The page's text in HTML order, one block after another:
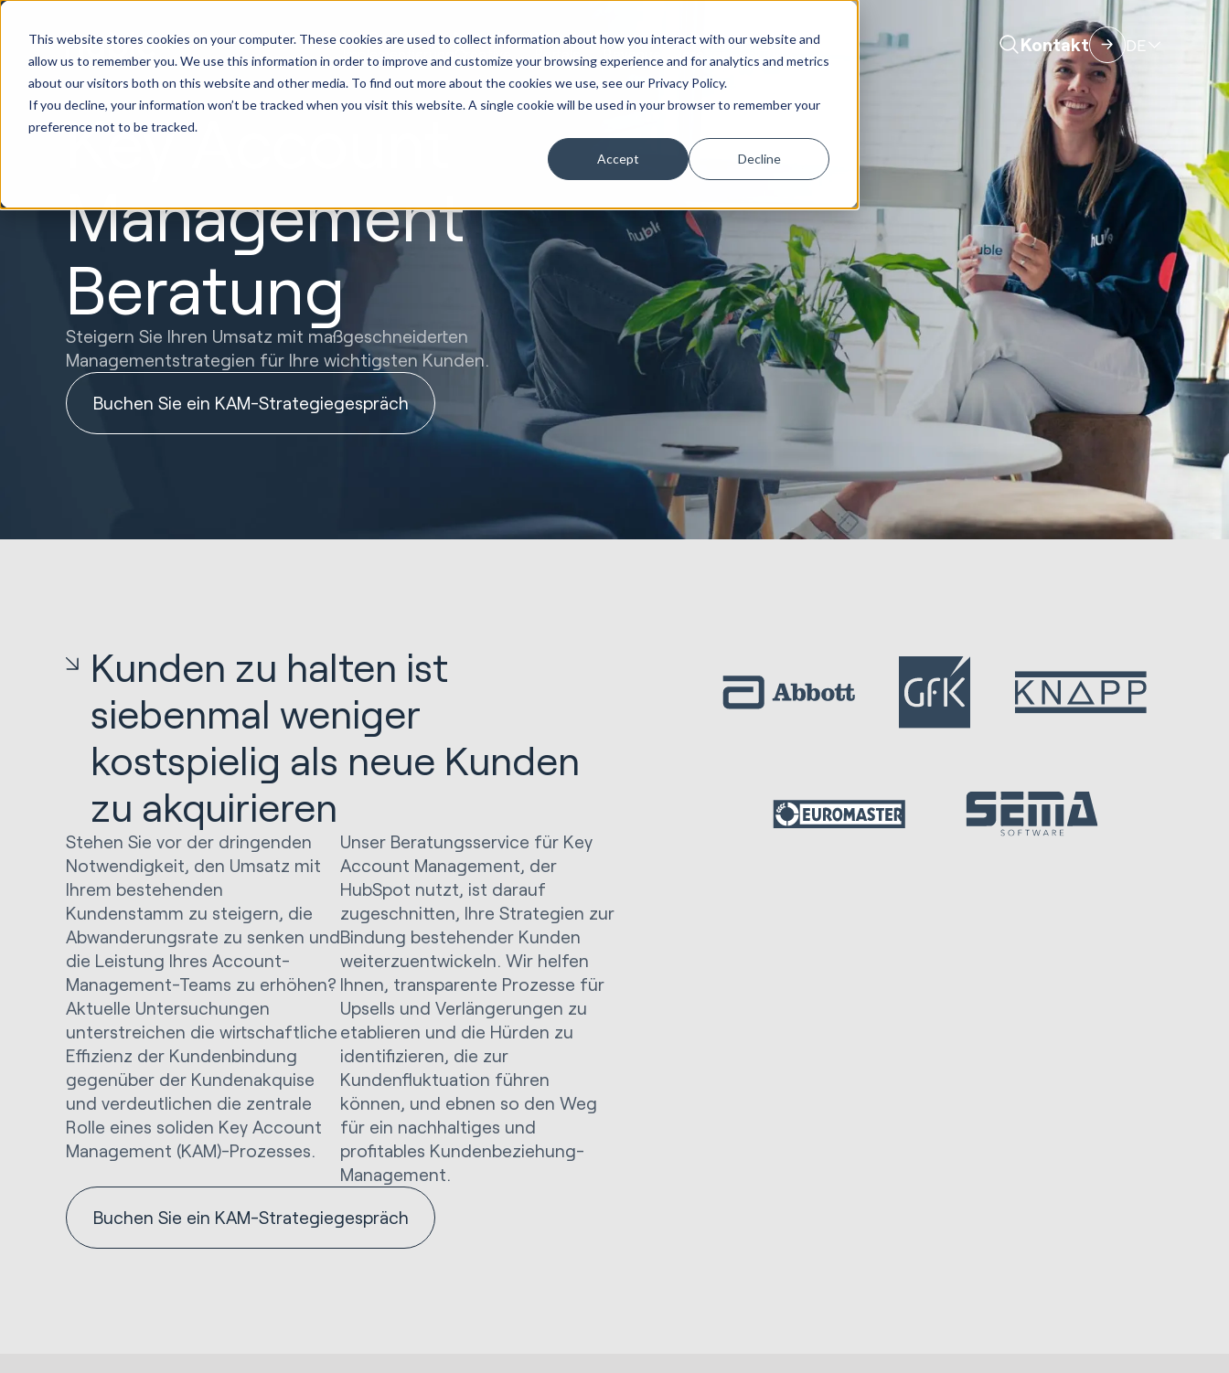
This website stores cookies on your computer. These cookies are used to collect information about how you interact with our website and
allow us to remember you. We use this information in order to improve and customize your browsing experience and for analytics and metrics
about our visitors both on this website and other media. To find out more about the cookies we use, see our Privacy Policy.
If you decline, your information won’t be tracked when you visit this website. A single cookie will be used in your browser to remember your
preference not to be tracked.
Accept Decline
HubSpot
Implementierung
Marketing &
Creative
Website &
Portale
Sales &
Revenue
Service
Operation
Seek
Evolution
Kontakt DE
Key Account
Management
Beratung
Steigern Sie Ihren Umsatz mit maßgeschneiderten
Managementstrategien für Ihre wichtigsten Kunden.
Buchen Sie ein KAM-Strategiegespräch
Kunden zu halten ist
siebenmal weniger
kostspielig als neue Kunden
zu akquirieren
Stehen Sie vor der dringenden
Notwendigkeit, den Umsatz mit
Ihrem bestehenden
Kundenstamm zu steigern, die
Abwanderungsrate zu senken und
die Leistung Ihres Account-
Management-Teams zu erhöhen?
Aktuelle Untersuchungen
unterstreichen die wirtschaftliche
Effizienz der Kundenbindung
gegenüber der Kundenakquise
und verdeutlichen die zentrale
Rolle eines soliden Key Account
Management (KAM)-Prozesses.
Unser Beratungsservice für Key
Account Management, der
HubSpot nutzt, ist darauf
zugeschnitten, Ihre Strategien zur
Bindung bestehender Kunden
weiterzuentwickeln. Wir helfen
Ihnen, transparente Prozesse für
Upsells und Verlängerungen zu
etablieren und die Hürden zu
identifizieren, die zur
Kundenfluktuation führen
können, und ebnen so den Weg
für ein nachhaltiges und
profitables Kundenbeziehung-
Management.
Buchen Sie ein KAM-Strategiegespräch